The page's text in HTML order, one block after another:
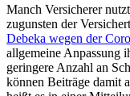
Manch Versicherer
zugunsten der
Debeka wegen der
allgemeine Anpassung
geringere Anzahl an
können Beiträge damit